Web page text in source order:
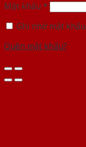
Mật khẩu *
Ghi nhớ mật khẩu
Quên mật khẩu?